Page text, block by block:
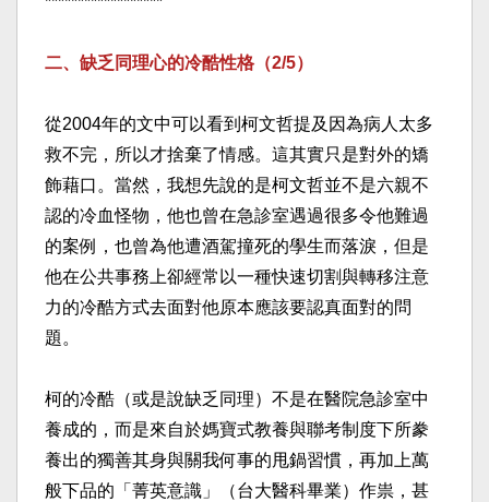
二、缺乏同理心的冷酷性格（2/5）​
從2004年的文中可以看到柯文哲提及因為病人太多
救不完，所以才捨棄了情感。這其實只是對外的矯
飾藉口。當然，我想先說的是柯文哲並不是六親不
認的冷血怪物，他也曾在急診室遇過很多令他難過
的案例，也曾為他遭酒駕撞死的學生而落淚，但是
他在公共事務上卻經常以一種快速切割與轉移注意
力的冷酷方式去面對他原本應該要認真面對的問
題。​
柯的冷酷（或是說缺乏同理）不是在醫院急診室中
養成的，而是來自於媽寶式教養與聯考制度下所豢
養出的獨善其身與關我何事的甩鍋習慣，再加上萬
般下品的「菁英意識」（台大醫科畢業）作祟，甚